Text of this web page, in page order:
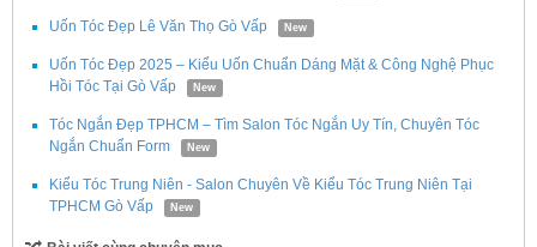
Uốn Tóc Đẹp Lê Văn Thọ Gò Vấp New
Uốn Tóc Đẹp 2025 – Kiểu Uốn Chuẩn Dáng Mặt & Công Nghệ Phục
Hồi Tóc Tại Gò Vấp
New
Tóc Ngắn Đẹp TPHCM – Tìm Salon Tóc Ngắn Uy Tín, Chuyên Tóc
Ngắn Chuẩn Form
New
Kiểu Tóc Trung Niên - Salon Chuyên Về Kiểu Tóc Trung Niên Tại
TPHCM Gò Vấp
New